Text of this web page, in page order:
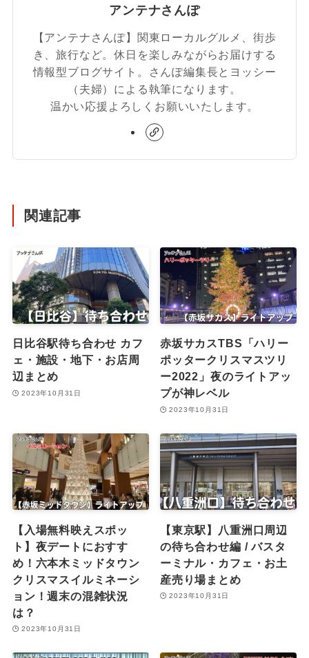
アンテナさんぽ
【アンテナさんぽ】関東ローカルグルメ、街歩
き、旅行など。休日を楽しみながらお届けする
情報型ブログサイト。さんぽ編集長とヨッシー
（夫婦）による執筆になります。
温かい応援よろしくお願いいたします。
関連記事
日比谷駅待ち合わせ カフ
ェ・施設・地下・お店周
辺まとめ
2023年10月31日
赤坂サカスTBS「ハリー
ポッタークリスマスツリ
ー2022」夜のライトアッ
プが神レベル
2023年10月31日
【入場無料映えスポッ
ト】夜デートにおすす
め！六本木ミッドタウン
クリスマスイルミネーシ
ョン！週末の混雑状況
は？
2023年10月31日
【東京駅】八重洲口周辺
の待ち合わせ編 / バスタ
ーミナル・カフェ・お土
産売り場まとめ
2023年10月31日